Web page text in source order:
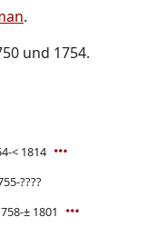
.
und 1754.
< 1814
????
± 1801